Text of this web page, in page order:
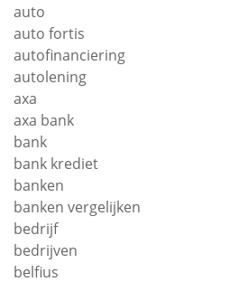
auto
auto fortis
autofinanciering
autolening
axa
axa bank
bank
bank krediet
banken
banken vergelijken
bedrijf
bedrijven
belfius